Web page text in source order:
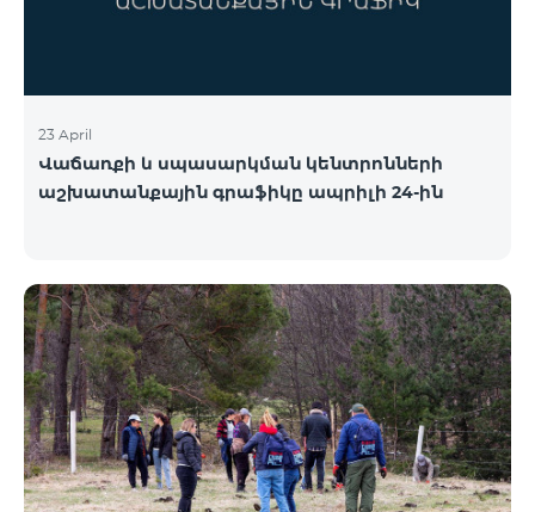
23 April
Վաճառքի և սպասարկման կենտրոնների
աշխատանքային գրաֆիկը ապրիլի 24-ին